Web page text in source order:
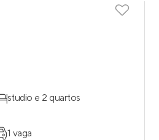
studio e 2 quartos
1 vaga